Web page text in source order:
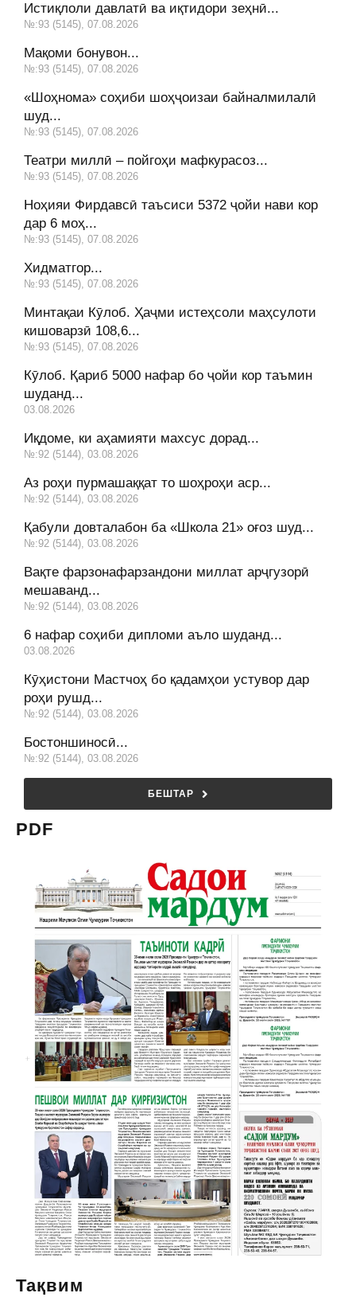
Истиқлоли давлатӣ ва иқтидори зеҳнӣ...
№:93 (5145), 07.08.2026
Мақоми бонувон...
№:93 (5145), 07.08.2026
«Шоҳнома» соҳиби шоҳҷоизаи байналмилалӣ
шуд...
№:93 (5145), 07.08.2026
Театри миллӣ – пойгоҳи мафкурасоз...
№:93 (5145), 07.08.2026
Ноҳияи Фирдавсӣ таъсиси 5372 ҷойи нави кор
дар 6 моҳ...
№:93 (5145), 07.08.2026
Хидматгор...
№:93 (5145), 07.08.2026
Минтақаи Кӯлоб. Ҳаҷми истеҳсоли маҳсулоти
кишоварзӣ 108,6...
№:93 (5145), 07.08.2026
Кӯлоб. Қариб 5000 нафар бо ҷойи кор таъмин
шуданд...
03.08.2026
Иқдоме, ки аҳамияти махсус дорад...
№:92 (5144), 03.08.2026
Аз роҳи пурмашаққат то шоҳроҳи аср...
№:92 (5144), 03.08.2026
Қабули довталабон ба «Школа 21» оғоз шуд...
№:92 (5144), 03.08.2026
Вақте фарзонафарзандони миллат арҷгузорӣ
мешаванд...
№:92 (5144), 03.08.2026
6 нафар соҳиби дипломи аъло шуданд...
03.08.2026
Кӯҳистони Мастчоҳ бо қадамҳои устувор дар
роҳи рушд...
№:92 (5144), 03.08.2026
Бостоншиносӣ...
№:92 (5144), 03.08.2026
БЕШТАР
PDF
Тақвим